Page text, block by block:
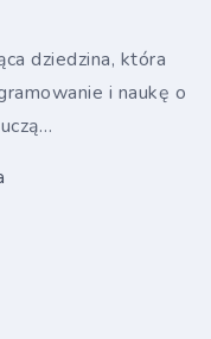
dziedzina, która
i naukę o